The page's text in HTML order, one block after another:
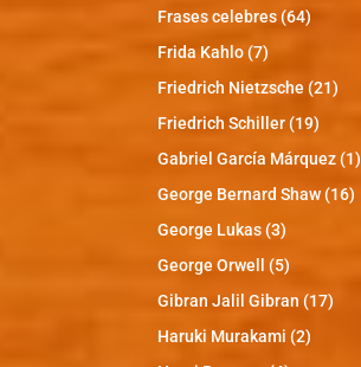
Frases celebres(64)
Frida Kahlo(7)
Friedrich Nietzsche (21)
Friedrich Schiller(19)
Gabriel García Márquez(1)
George Bernard Shaw(16)
George Lukas(3)
George Orwell
(5)
Gibran Jalil Gibran (17)
Haruki Murakami (2)